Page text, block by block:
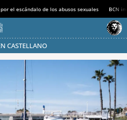
el escándalo de los abusos sexuales BCN
CASTELLANO
AHORRO